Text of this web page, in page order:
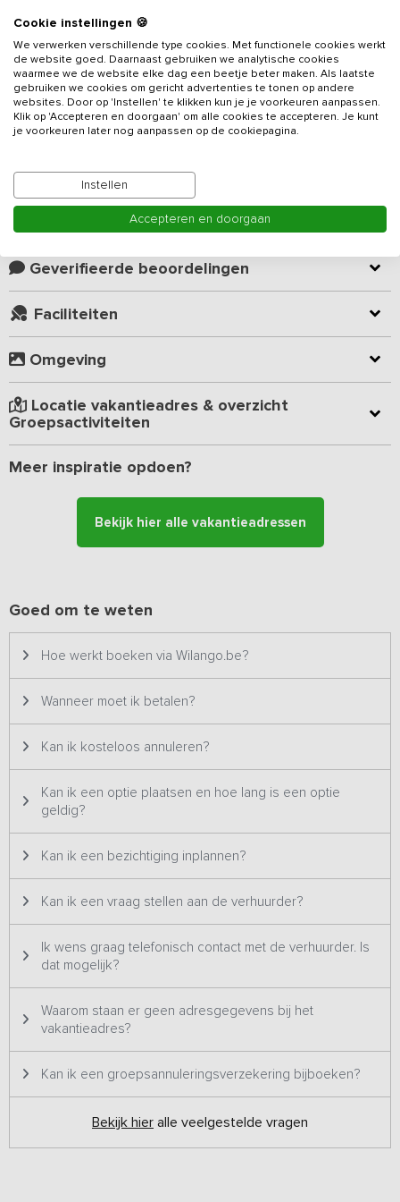
Beschrijving
Ditvakantieadresis gelegen op het unieke Twentse platteland,
aan de rand van verschillende natuurgebieden. De accommodatie
is geschikt voor 30 personen en voorzien van 11 slaapkamers en 9
badkamers. Het uitzicht over de weilanden, de grote speelzolder
bijzonder sfeervol en geschikt voor alle leeftijden!
Op de begane grond bevindt zich een grote comfortabele
leefruimte met een zithoek, openhaard, gezellige eethoek en een
professionele apparatuur, waaronder een 6-pits fornuis, een grote
ingericht en voorzien van alle gewenste luxe.
Op de begane grond zijn zes van de elf slaapkamers te vinden,
elk met een eigen badkamer. Op de eerste verdieping zijn de
overige vijf slaapkamers gesitueerd, met tevens drie badkamers.
Alle badkamers zijn voorzien van een douche, toilet en wastafel.
De grote speelzolder op de verdieping is te bereiken vanuit de
overloop. Kinderen kunnen zich hier bij slecht weer uitstekend
zijn er een speeltuin, pannakooi, tafeltennistafel en
beachvolleybalveld beschikbaar. Een voetbalveld en trampoline
fietstochten in één van de adembenemende natuurgebieden op
Bijzonderheden:
Dit vakantieadres is zowel voor kleine als grotere groepen
dus ook altijd aan één groep tegelijk verhuurd.
Kamer indeling
Geverifieerde beoordelingen
Faciliteiten
Omgeving
Locatie vakantieadres & overzicht
Groepsactiviteiten
Meer inspiratie opdoen?
Bekijk hier alle vakantieadressen
Goed om te weten
Hoe werkt boeken via Wilango.be?
Wanneer moet ik betalen?
Kan ik kosteloos annuleren?
Kan ik een optie plaatsen en hoe lang is een optie
geldig?
Kan ik een bezichtiging inplannen?
Kan ik een vraag stellen aan de verhuurder?
Ik wens graag telefonisch contact met de verhuurder. Is
dat mogelijk?
Waarom staan er geen adresgegevens bij het
vakantieadres?
Kan ik een groepsannuleringsverzekering bijboeken?
Bekijk hier alle veelgestelde vragen
Cookie instellingen 🍪
We verwerken verschillende type cookies. Met functionele cookies werkt
de website goed. Daarnaast gebruiken we analytische cookies
waarmee we de website elke dag een beetje beter maken. Als laatste
gebruiken we cookies om gericht advertenties te tonen op andere
websites. Door op 'Instellen' te klikken kun je je voorkeuren aanpassen.
Klik op 'Accepteren en doorgaan' om alle cookies te accepteren. Je kunt
je voorkeuren later nog aanpassen op de cookiepagina.
Instellen
Accepteren en doorgaan